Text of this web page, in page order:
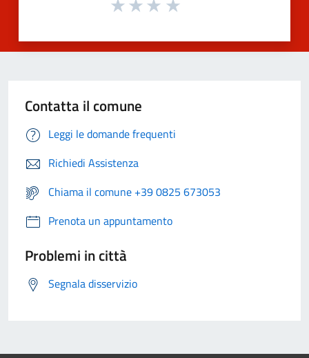
Contatta il comune
Leggi le domande frequenti
Richiedi Assistenza
Chiama il comune +39 0825 673053
Prenota un appuntamento
Problemi in città
Segnala disservizio